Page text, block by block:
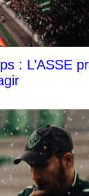
: L’ASSE